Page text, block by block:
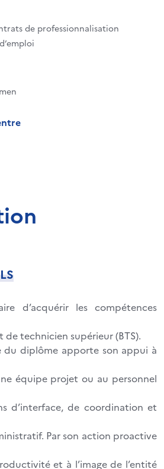
de professionnalisation
d’acquérir les compétences
technicien supérieur (BTS).
du diplôme apporte son appui à
équipe projet ou au personnel
d’interface, de coordination et
Par son action proactive
et à l’image de l’entité